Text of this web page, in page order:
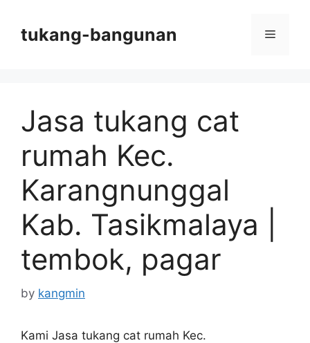
contenttukang-bangunan Menu
Jasa tukang cat
rumah Kec.
Karangnunggal
Kab. Tasikmalaya |
tembok, pagar
by kangmin
Kami Jasa tukang cat rumah Kec.